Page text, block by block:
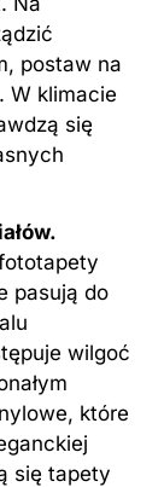
postaw na
W klimacie
się
pasują do
wilgoć
które
się tapety